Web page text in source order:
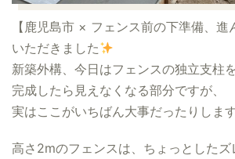
【鹿児島市 × フェンス前の下準備、進
いただきました
新築外構、今日はフェンスの独立支柱
完成したら見えなくなる部分ですが、
実はここがいちばん大事だったりします
高さ2mのフェンスは、ちょっとした